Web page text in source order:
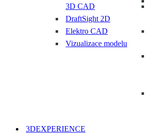
3D CAD
DraftSight 2D
Elektro CAD
Vizualizace modelu
3DEXPERIENCE